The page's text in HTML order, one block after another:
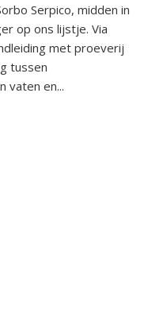
Serpico, midden in
op ons lijstje. Via
met proeverij
tussen
vaten en...